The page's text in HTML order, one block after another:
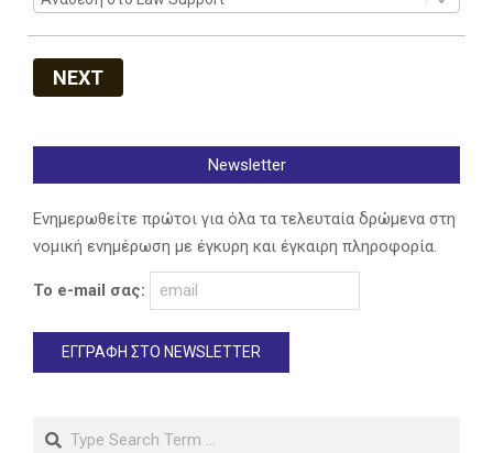
NEXT
Newsletter
Ενημερωθείτε πρώτοι για όλα τα τελευταία δρώμενα στη
νομική ενημέρωση με έγκυρη και έγκαιρη πληροφορία.
Το e-mail σας:
Search